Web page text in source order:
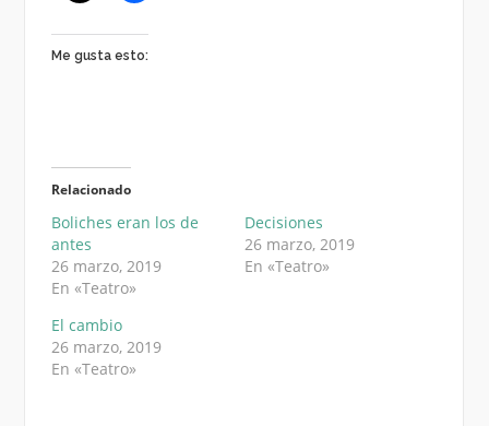
Me gusta esto:
Relacionado
Boliches eran los de
antes
26 marzo, 2019
En «Teatro»
Decisiones
26 marzo, 2019
En «Teatro»
El cambio
26 marzo, 2019
En «Teatro»